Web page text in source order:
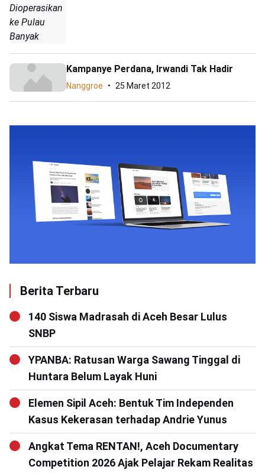
Dioperasikan
ke Pulau
Banyak
Kampanye Perdana, Irwandi Tak Hadir
Nanggroe 25 Maret 2012
Berita Terbaru
140 Siswa Madrasah di Aceh Besar Lulus
SNBP
YPANBA: Ratusan Warga Sawang Tinggal di
Huntara Belum Layak Huni
Elemen Sipil Aceh: Bentuk Tim Independen
Kasus Kekerasan terhadap Andrie Yunus
Angkat Tema RENTAN!, Aceh Documentary
Competition 2026 Ajak Pelajar Rekam Realitas